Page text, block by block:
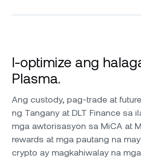
I-optimize ang
Plasma.
Ang custody, pag-trade at
ng Tangany at DLT Finance sa
mga awtorisasyon sa MiCA at
rewards at mga pautang na
crypto ay magkahiwalay na